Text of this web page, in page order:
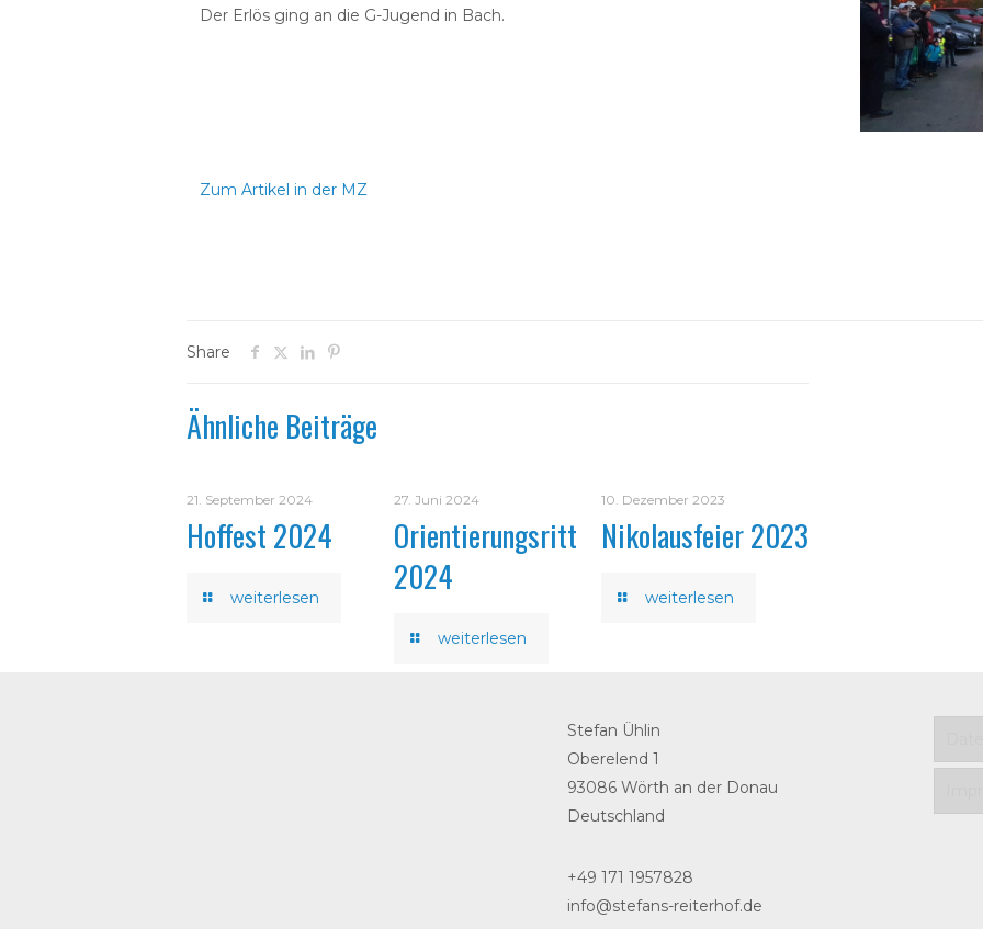
Der Erlös ging an die G-Jugend in Bach.
Zum Artikel in der MZ
Share
Ähnliche Beiträge
21. September 2024
Hoffest 2024
weiterlesen
27. Juni 2024
Orientierungsritt
2024
weiterlesen
10. Dezember 2023
Nikolausfeier 2023
weiterlesen
Stefan Ühlin
Oberelend 1
93086 Wörth an der Donau
Deutschland
+49 171 1957828
info@stefans-reiterhof.de